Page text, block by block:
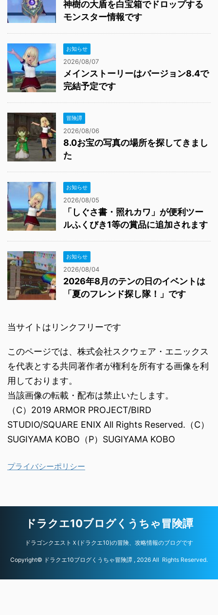
神樹の大盾を白宝箱でドロップする
モンスター情報です
お知らせ
2026/08/07
メインストーリーはバージョン8.4で
完結予定です
冒険譚
2026/08/06
8.0お宝の写真の場所を探してきまし
た
お知らせ
2026/08/05
「しぐさ書・照れカワ」が便利ツー
ルふくびき1等の賞品に追加されます
お知らせ
2026/08/04
2026年8月のテンの日のイベントは
「夏のフレンド探し隊！」です
当サイトはリンクフリーです
このページでは、株式会社スクウェア・エニックス
を代表とする共同著作者が権利を所有する画像を利
用しております。
当該画像の転載・配布は禁止いたします。
（C）2019 ARMOR PROJECT/BIRD
STUDIO/SQUARE ENIX All Rights Reserved.（C）
SUGIYAMA KOBO（P）SUGIYAMA KOBO
プライバシーポリシー
ドラクエ10ブログくうちゃ冒険譚
ドラゴンクエストＸ(ドラクエ10)の冒険、攻略情報のブログです
Copyright© ドラクエ10ブログくうちゃ冒険譚 , 2026 All Rights Reserved.